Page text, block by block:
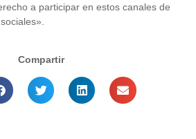
a participar en estos canales de
Compartir